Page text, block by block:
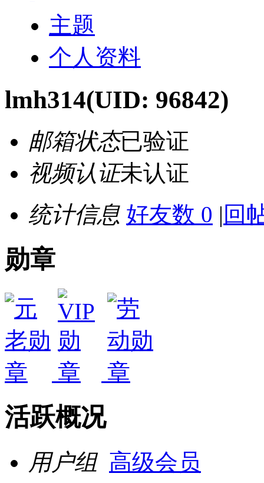
主题
个人资料
lmh314(UID: 96842)
邮箱状态已验证
视频认证未认证
统计信息 好友数 0 | 回
勋章
活跃概况
用户组 高级会员